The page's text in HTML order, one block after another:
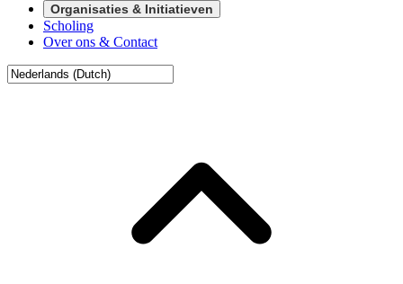
Organisaties & Initiatieven
Scholing
Over ons & Contact